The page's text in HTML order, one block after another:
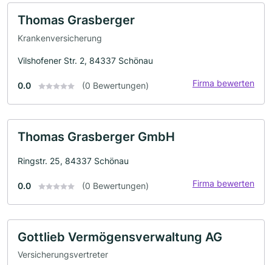
Thomas Grasberger
Krankenversicherung
Vilshofener Str. 2, 84337 Schönau
0.0 (0 Bewertungen) Firma bewerten
Thomas Grasberger GmbH
Ringstr. 25, 84337 Schönau
0.0 (0 Bewertungen) Firma bewerten
Gottlieb Vermögensverwaltung AG
Versicherungsvertreter